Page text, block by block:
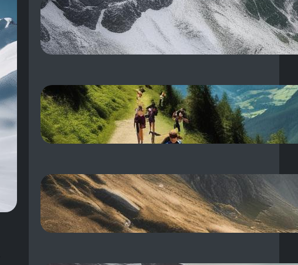
Morskie Oko kamera: Widok z
brzegu, pogoda w Tatrach i
system TOPR!
22 sierpnia, 2025
Dolina Jaworzynki szlak: z
Kuźnic na Halę Gąsienicową!
21 sierpnia, 2025
Odzież outdoor co to znaczy?
Przewodnik po odzieży
outdoorowej
21 sierpnia, 2025